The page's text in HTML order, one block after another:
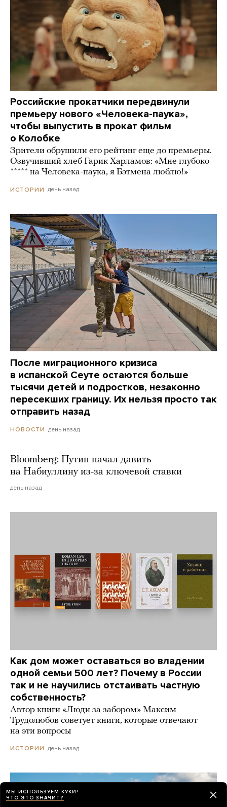
Российские прокатчики передвинули
премьеру нового «Человека-паука»,
чтобы выпустить в прокат фильм
о Колобке
Зрители обрушили его рейтинг еще до премьеры.
Озвучивший хлеб Гарик Харламов: «Мне глубоко
***** на Человека-паука, я Бэтмена люблю!»
ИСТОРИИ день назад
После миграционного кризиса
в испанской Сеуте остаются больше
тысячи детей и подростков, незаконно
пересекших границу. Их нельзя просто так
отправить назад
НОВОСТИ день назад
Bloomberg: Путин начал давить
на Набиуллину из-за ключевой ставки
день назад
Как дом может оставаться во владении
одной семьи 500 лет? Почему в России
так и не научились отстаивать частную
собственность?
Автор книги «Люди за забором» Максим
Трудолюбов советует книги, которые отвечают
на эти вопросы
ИСТОРИИ день назад
МЫ ИСПОЛЬЗУЕМ КУКИ!
ЧТО ЭТО ЗНАЧИТ?